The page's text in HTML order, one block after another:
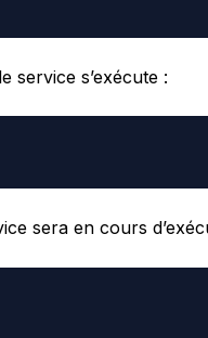
service s’exécute :
sera en cours